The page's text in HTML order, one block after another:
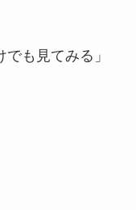
も見てみる」